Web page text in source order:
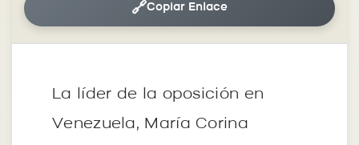
🔗Copiar Enlace
La líder de la oposición en
Venezuela, María Corina